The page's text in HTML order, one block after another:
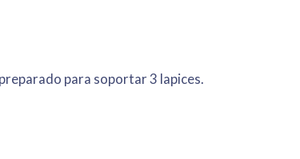
para soportar 3 lapices.